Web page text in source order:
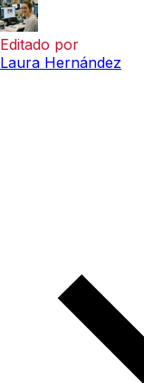
Editado por
Laura Hernández